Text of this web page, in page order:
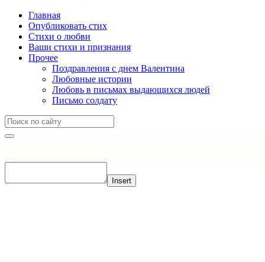
Главная
Опубликовать стих
Стихи о любви
Ваши стихи и признания
Прочее
Поздравления с днем Валентина
Любовные истории
Любовь в письмах выдающихся людей
Письмо солдату
Insert